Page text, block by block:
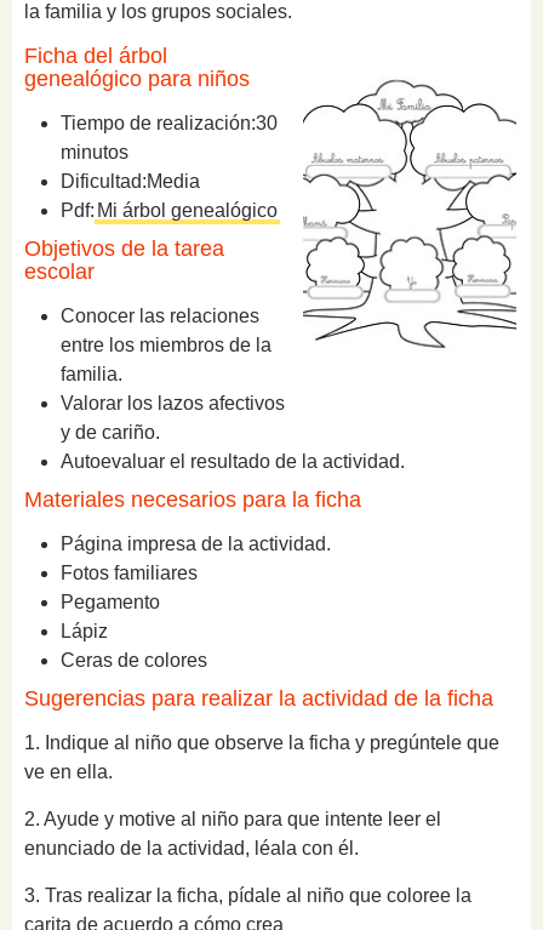
la familia y los grupos sociales.
Ficha del árbol
genealógico para niños
Tiempo de realización:30
minutos
Dificultad:Media
Pdf: Mi árbol genealógico
Objetivos de la tarea
escolar
Conocer las relaciones
entre los miembros de la
familia.
Valorar los lazos afectivos
y de cariño.
Autoevaluar el resultado de la actividad.
Materiales necesarios para la ficha
Página impresa de la actividad.
Fotos familiares
Pegamento
Lápiz
Ceras de colores
Sugerencias para realizar la actividad de la ficha
1. Indique al niño que observe la ficha y pregúntele que
ve en ella.
2. Ayude y motive al niño para que intente leer el
enunciado de la actividad, léala con él.
3. Tras realizar la ficha, pídale al niño que coloree la
carita de acuerdo a cómo crea